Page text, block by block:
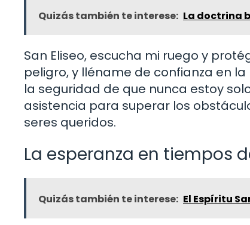
Quizás también te interese: La doctrina
San Eliseo, escucha mi ruego y
peligro, y lléname de confianza en
la seguridad de que nunca estoy
asistencia para superar los
seres queridos.
La esperanza en tiempos
Quizás también te interese: El Espíritu